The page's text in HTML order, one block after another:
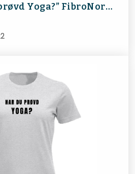
Herre “Har du prøvd Yoga?” FibroNorge